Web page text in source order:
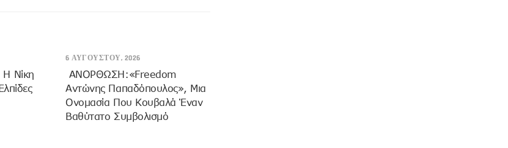
Νίκη
6 ΑΥΓΟΎΣΤΟΥ, 2026
ANOΡΘΩΣΗ:«Freedom
Αντώνης Παπαδόπουλος», Μια
Ονομασία Που Κουβαλά Έναν
Βαθύτατο Συμβολισμό